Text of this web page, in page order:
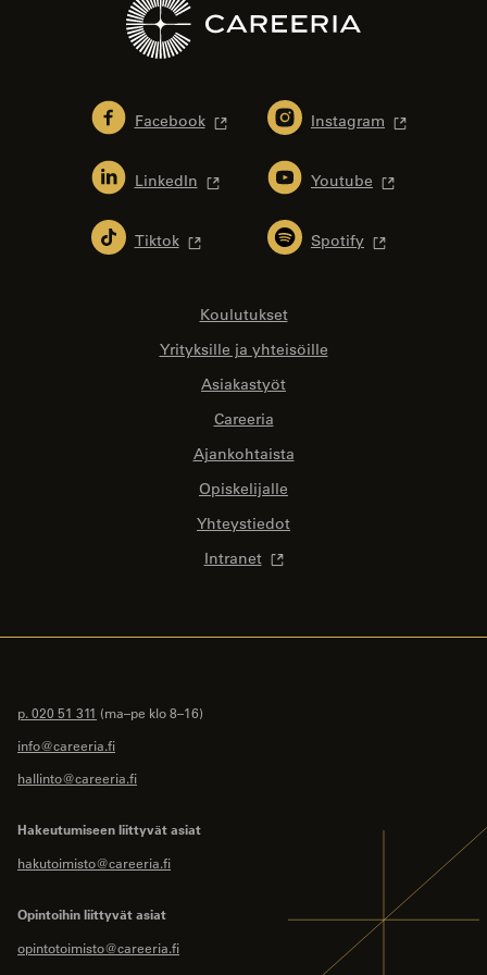
Facebook Instagram
LinkedIn Youtube
Tiktok Spotify
Koulutukset
Yrityksille ja yhteisöille
Asiakastyöt
Careeria
Ajankohtaista
Opiskelijalle
Yhteystiedot
Intranet
p. 020 51 311 (ma–pe klo 8–16)
info@careeria.fi
hallinto@careeria.fi
Hakeutumiseen liittyvät asiat
hakutoimisto@careeria.fi
Opintoihin liittyvät asiat
opintotoimisto@careeria.fi